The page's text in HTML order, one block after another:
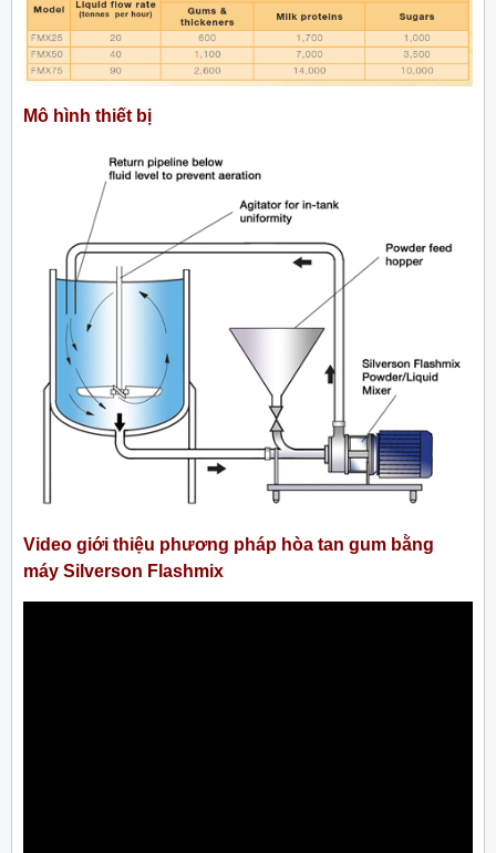
Mô hình thiết bị
Video giới thiệu phương pháp hòa tan gum bằng
máy Silverson Flashmix